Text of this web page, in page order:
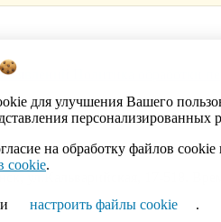
для улучшения Вашего
персонализированных
на обработку файлов cookie
cookie.
настроить файлы cookie .
Политика обработки
ул.Кальварийская, 17-518.